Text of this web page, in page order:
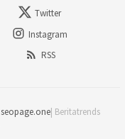
Twitter
Instagram
RSS
seopage.one| Beritatrends